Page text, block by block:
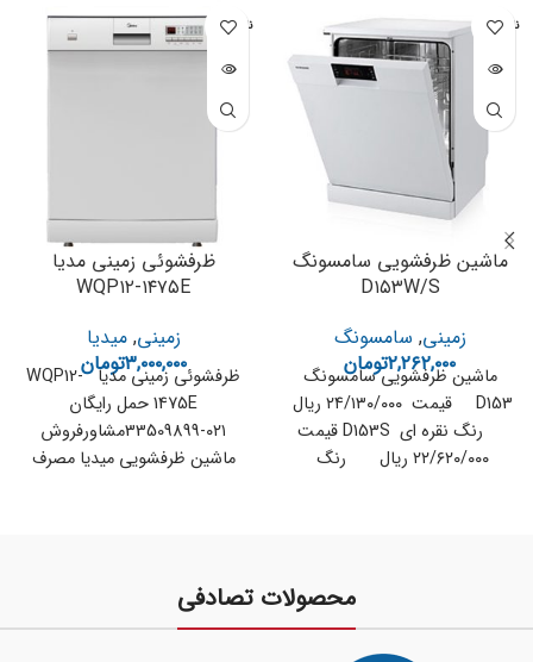
ناموجود
ماشین ظرفشویی سامسونگ
D۱۵۳W/S
زمینی, سامسونگ
۲,۲۶۲,۰۰۰تومان
ماشین ظرفشویی سامسونگ
D153 قیمت ۲۴/۱۳۰/۰۰۰ ریال
رنگ نقره ای D153S قیمت
۲۲/۶۲۰/۰۰۰ ریال رنگ
ناموجود
ظرفشوئی زمینی مدیا
WQP۱۲-۱۴۷۵E
زمینی,میدیا
۳,۰۰۰,۰۰۰تومانظرفشوئی زمینی مدیا WQP12-
1475E حمل رایگان
۰۲۱-33509899مشاورفروش
ماشین ظرفشویی میدیا مصرف
محصولات تصادفی